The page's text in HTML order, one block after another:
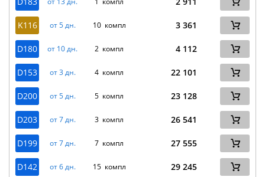
K116 от 5 дн. 10 компл 3 361
D180 от 10 дн. 2 компл 4 112
D153 от 3 дн. 4 компл 22 101
D200 от 5 дн. 5 компл 23 128
D203 от 7 дн. 3 компл 26 541
D199 от 7 дн. 7 компл 27 555
D142 от 6 дн. 15 компл 29 245